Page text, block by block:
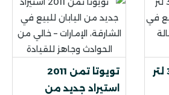
نيسان باثفايندر 3.5 لتر
تويوتا تمن 2011
استيراد جديد من